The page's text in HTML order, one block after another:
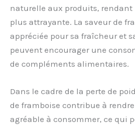
naturelle aux produits,
plus attrayante. La saveur de
appréciée pour sa fraîcheur et
peuvent encourager une
de compléments alimentaires.
Dans le cadre de la perte de
de framboise contribue à
agréable à consommer, ce qui